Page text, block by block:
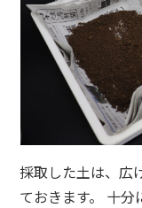
採取した土は、広
ておきます。 十